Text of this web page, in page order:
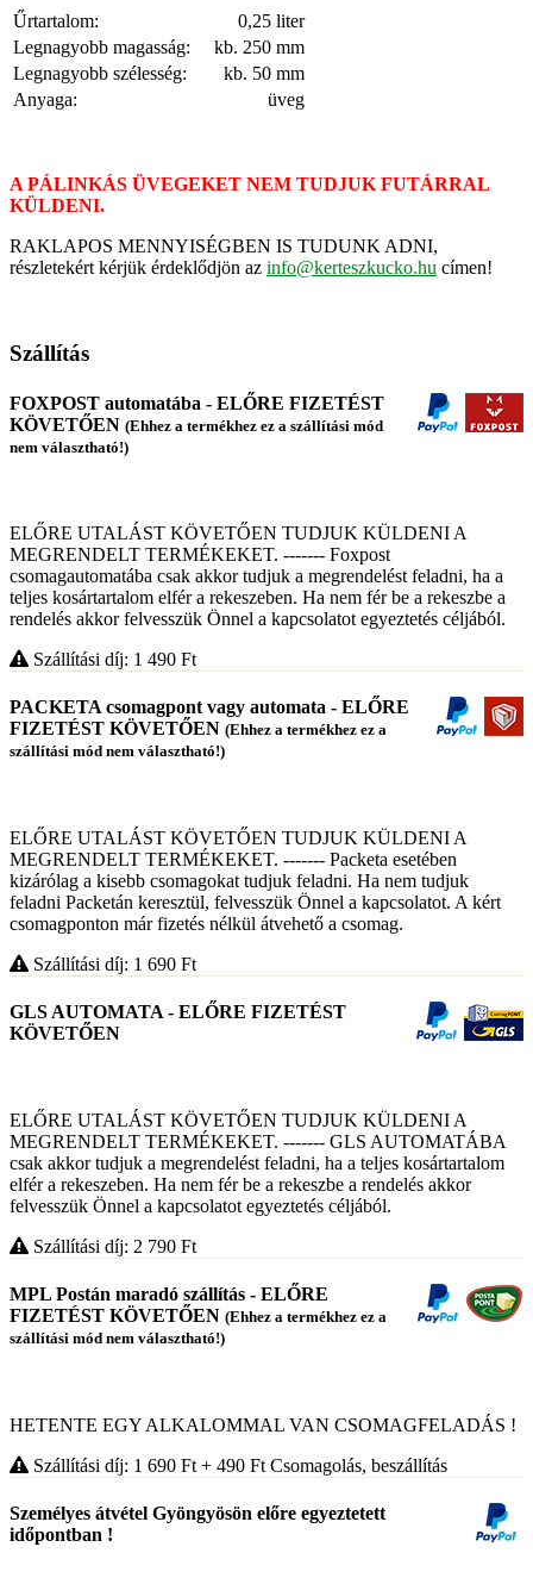
Űrtartalom:
0,25 liter
Legnagyobb magasság:
kb. 250 mm
Legnagyobb szélesség:
kb. 50 mm
Anyaga:
üveg
A PÁLINKÁS ÜVEGEKET NEM TUDJUK FUTÁRRAL
KÜLDENI.
RAKLAPOS MENNYISÉGBEN IS TUDUNK ADNI,
részletekért kérjük érdeklődjön az info@kerteszkucko.hu címen!
Szállítás
FOXPOST automatába - ELŐRE FIZETÉST
KÖVETŐEN (Ehhez a termékhez ez a szállítási mód
nem választható!)
ELŐRE UTALÁST KÖVETŐEN TUDJUK KÜLDENI A
MEGRENDELT TERMÉKEKET. ------- Foxpost
csomagautomatába csak akkor tudjuk a megrendelést feladni, ha a
teljes kosártartalom elfér a rekeszeben. Ha nem fér be a rekeszbe a
rendelés akkor felvesszük Önnel a kapcsolatot egyeztetés céljából.
Szállítási díj: 1 490 Ft
PACKETA csomagpont vagy automata - ELŐRE
FIZETÉST KÖVETŐEN (Ehhez a termékhez ez a
szállítási mód nem választható!)
ELŐRE UTALÁST KÖVETŐEN TUDJUK KÜLDENI A
MEGRENDELT TERMÉKEKET. ------- Packeta esetében
kizárólag a kisebb csomagokat tudjuk feladni. Ha nem tudjuk
feladni Packetán keresztül, felvesszük Önnel a kapcsolatot. A kért
csomagponton már fizetés nélkül átvehető a csomag.
Szállítási díj: 1 690 Ft
GLS AUTOMATA - ELŐRE FIZETÉST
KÖVETŐEN
ELŐRE UTALÁST KÖVETŐEN TUDJUK KÜLDENI A
MEGRENDELT TERMÉKEKET. ------- GLS AUTOMATÁBA
csak akkor tudjuk a megrendelést feladni, ha a teljes kosártartalom
elfér a rekeszeben. Ha nem fér be a rekeszbe a rendelés akkor
felvesszük Önnel a kapcsolatot egyeztetés céljából.
Szállítási díj: 2 790 Ft
MPL Postán maradó szállítás - ELŐRE
FIZETÉST KÖVETŐEN (Ehhez a termékhez ez a
szállítási mód nem választható!)
HETENTE EGY ALKALOMMAL VAN CSOMAGFELADÁS !
Szállítási díj: 1 690 Ft + 490 Ft Csomagolás, beszállítás
Személyes átvétel Gyöngyösön előre egyeztetett
időpontban !